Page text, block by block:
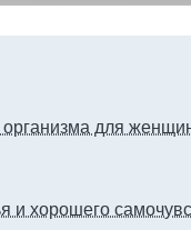
для
и хорошего